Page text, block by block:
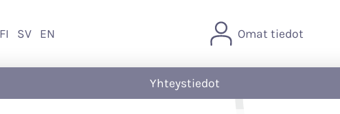
FI SV EN Omat tiedot
Yhteystiedot